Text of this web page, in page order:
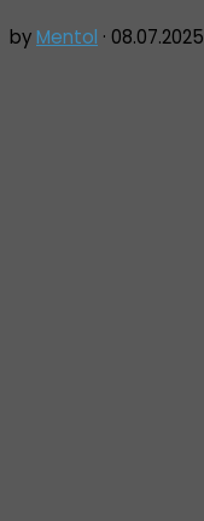
byMentol · 08.07.2025